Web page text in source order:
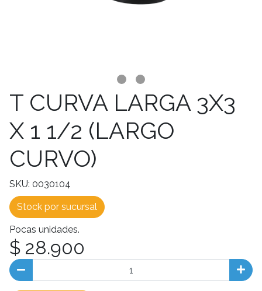
T CURVA LARGA 3X3
X 1 1/2 (LARGO
CURVO)
SKU: 0030104
Stock por sucursal
Pocas unidades.
$ 28.900